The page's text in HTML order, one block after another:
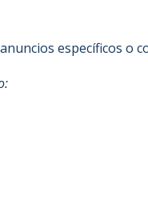
específicos o